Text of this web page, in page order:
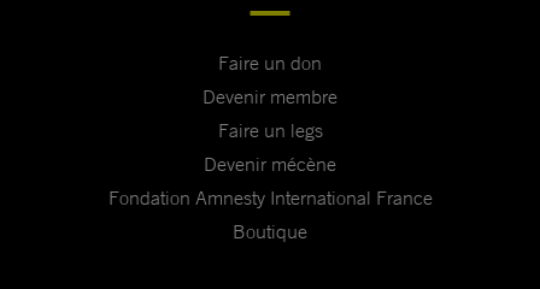
Faire un don
Devenir membre
Faire un legs
Devenir mécène
Fondation Amnesty International France
Boutique